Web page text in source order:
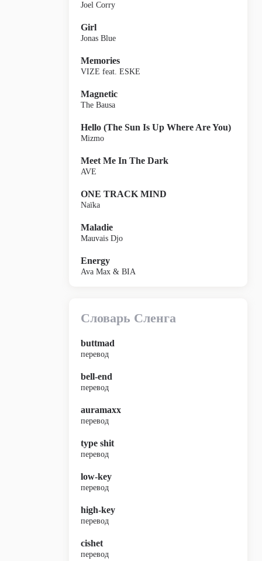
Joel Corry
Girl
Jonas Blue
Memories
VIZE feat. ESKE
Magnetic
The Bausa
Hello (The Sun Is Up Where Are You)
Mizmo
Meet Me In The Dark
AVE
ONE TRACK MIND
Naïka
Maladie
Mauvais Djo
Energy
Ava Max & BIA
Словарь Сленга
buttmad
перевод
bell-end
перевод
auramaxx
перевод
type shit
перевод
low-key
перевод
high-key
перевод
cishet
перевод